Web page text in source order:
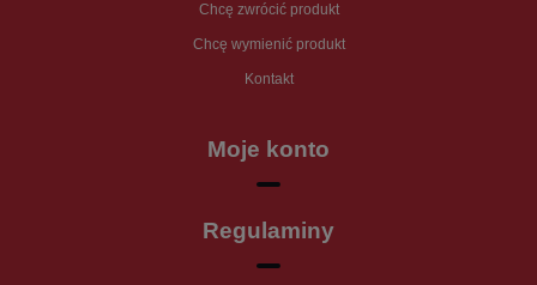
Chcę zwrócić produkt
Chcę wymienić produkt
Kontakt
Moje konto
Regulaminy